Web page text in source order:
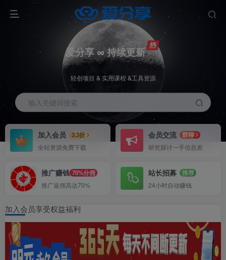
爱分享 ∞ 持续更新
轻创项目 & 实用课程 &工具资源
输入关键词搜索
加入会员
3.3折
全站资源免费下载
会员交流
群聊
研究探讨一手信息差
推广赚钱 70%分佣
推广返佣高达70%
站长招募
推荐
24小时自动赚钱
加入会员享受权益福利